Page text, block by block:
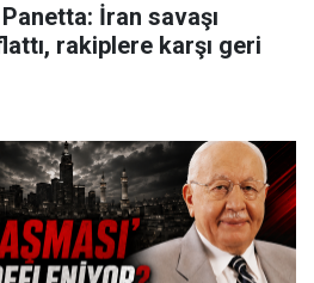
İran savaşı
rakiplere karşı geri